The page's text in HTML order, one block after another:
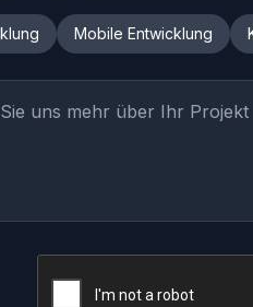
Mobile Entwicklung